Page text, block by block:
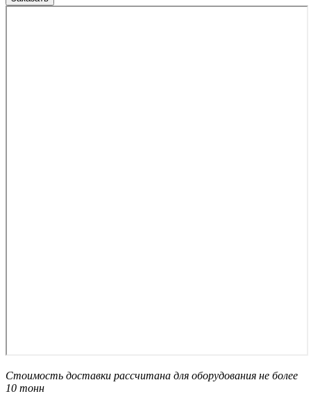
Стоимость доставки рассчитана для оборудования не более
10 тонн